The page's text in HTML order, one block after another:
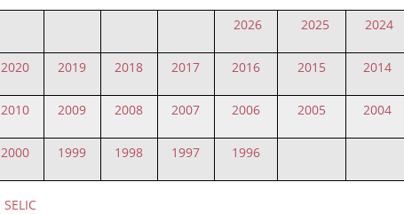
2026 2025 2024
2020 2019 2018 2017 2016 2015 2014
2010 2009 2008 2007 2006 2005 2004
2000 1999 1998 1997 1996
SELIC